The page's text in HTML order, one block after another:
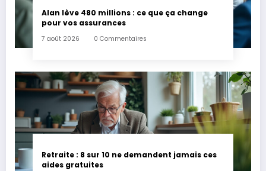
Alan lève 480 millions : ce que ça change
pour vos assurances
7 août 2026 0 Commentaires
Retraite : 8 sur 10 ne demandent jamais ces
aides gratuites